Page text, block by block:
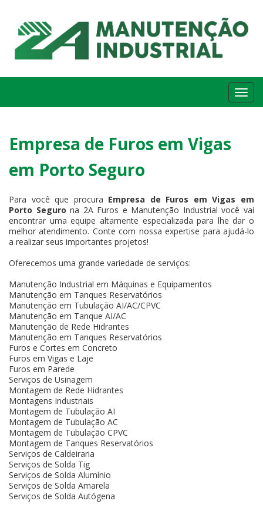
Empresa de Furos em Vigas
em Porto Seguro
Para você que procura Empresa de Furos em Vigas em
Porto Seguro na 2A Furos e Manutenção Industrial você vai
encontrar uma equipe altamente especializada para lhe dar o
melhor atendimento. Conte com nossa expertise para ajudá-lo
a realizar seus importantes projetos!
Oferecemos uma grande variedade de serviços:
Manutenção Industrial em Máquinas e Equipamentos
Manutenção em Tanques Reservatórios
Manutenção em Tubulação AI/AC/CPVC
Manutenção em Tanque AI/AC
Manutenção de Rede Hidrantes
Manutenção em Tanques Reservatórios
Furos e Cortes em Concreto
Furos em Vigas e Laje
Furos em Parede
Serviços de Usinagem
Montagem de Rede Hidrantes
Montagens Industriais
Montagem de Tubulação AI
Montagem de Tubulação AC
Montagem de Tubulação CPVC
Montagem de Tanques Reservatórios
Serviços de Caldeiraria
Serviços de Solda Tig
Serviços de Solda Alumínio
Serviços de Solda Amarela
Serviços de Solda Autógena